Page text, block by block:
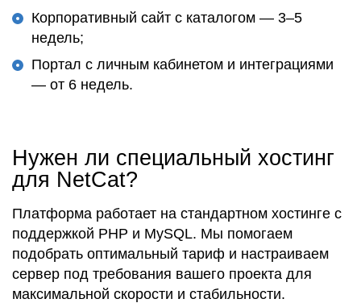
Корпоративный сайт с каталогом — 3–5
недель;
Портал с личным кабинетом и интеграциями
— от 6 недель.
Нужен ли специальный хостинг
для NetCat?
Платформа работает на стандартном хостинге с
поддержкой PHP и MySQL. Мы помогаем
подобрать оптимальный тариф и настраиваем
сервер под требования вашего проекта для
максимальной скорости и стабильности.